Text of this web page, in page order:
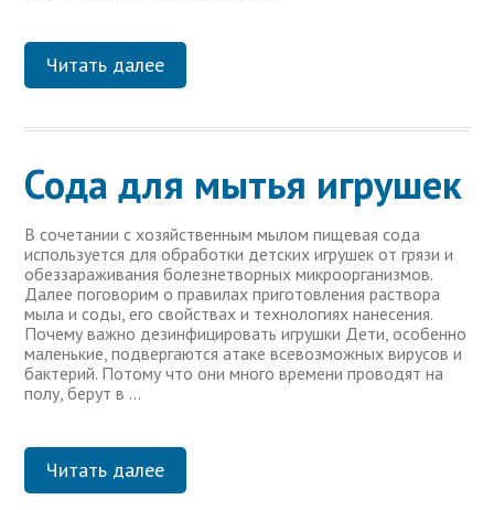
Читать далее
Сода для мытья игрушек
В сочетании с хозяйственным мылом пищевая сода
используется для обработки детских игрушек от грязи и
обеззараживания болезнетворных микроорганизмов.
Далее поговорим о правилах приготовления раствора
мыла и соды, его свойствах и технологиях нанесения.
Почему важно дезинфицировать игрушки Дети, особенно
маленькие, подвергаются атаке всевозможных вирусов и
бактерий. Потому что они много времени проводят на
полу, берут в …
Читать далее